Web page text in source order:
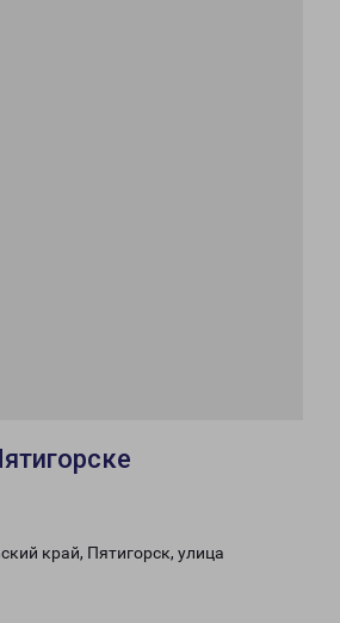
край, Пятигорск, улица